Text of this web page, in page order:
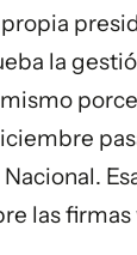
la
Nacional.
las